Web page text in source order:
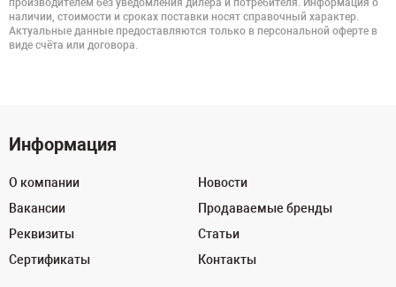
производителем без уведомления дилера и потребителя. Информация о
наличии, стоимости и сроках поставки носят справочный характер.
Актуальные данные предоставляются только в персональной оферте в
виде счёта или договора.
Информация
О компании
Вакансии
Реквизиты
Сертификаты
Новости
Продаваемые бренды
Статьи
Контакты